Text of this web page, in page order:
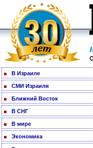
В Израиле
СМИ Израиля
Ближний Восток
В СНГ
В мире
Экономика